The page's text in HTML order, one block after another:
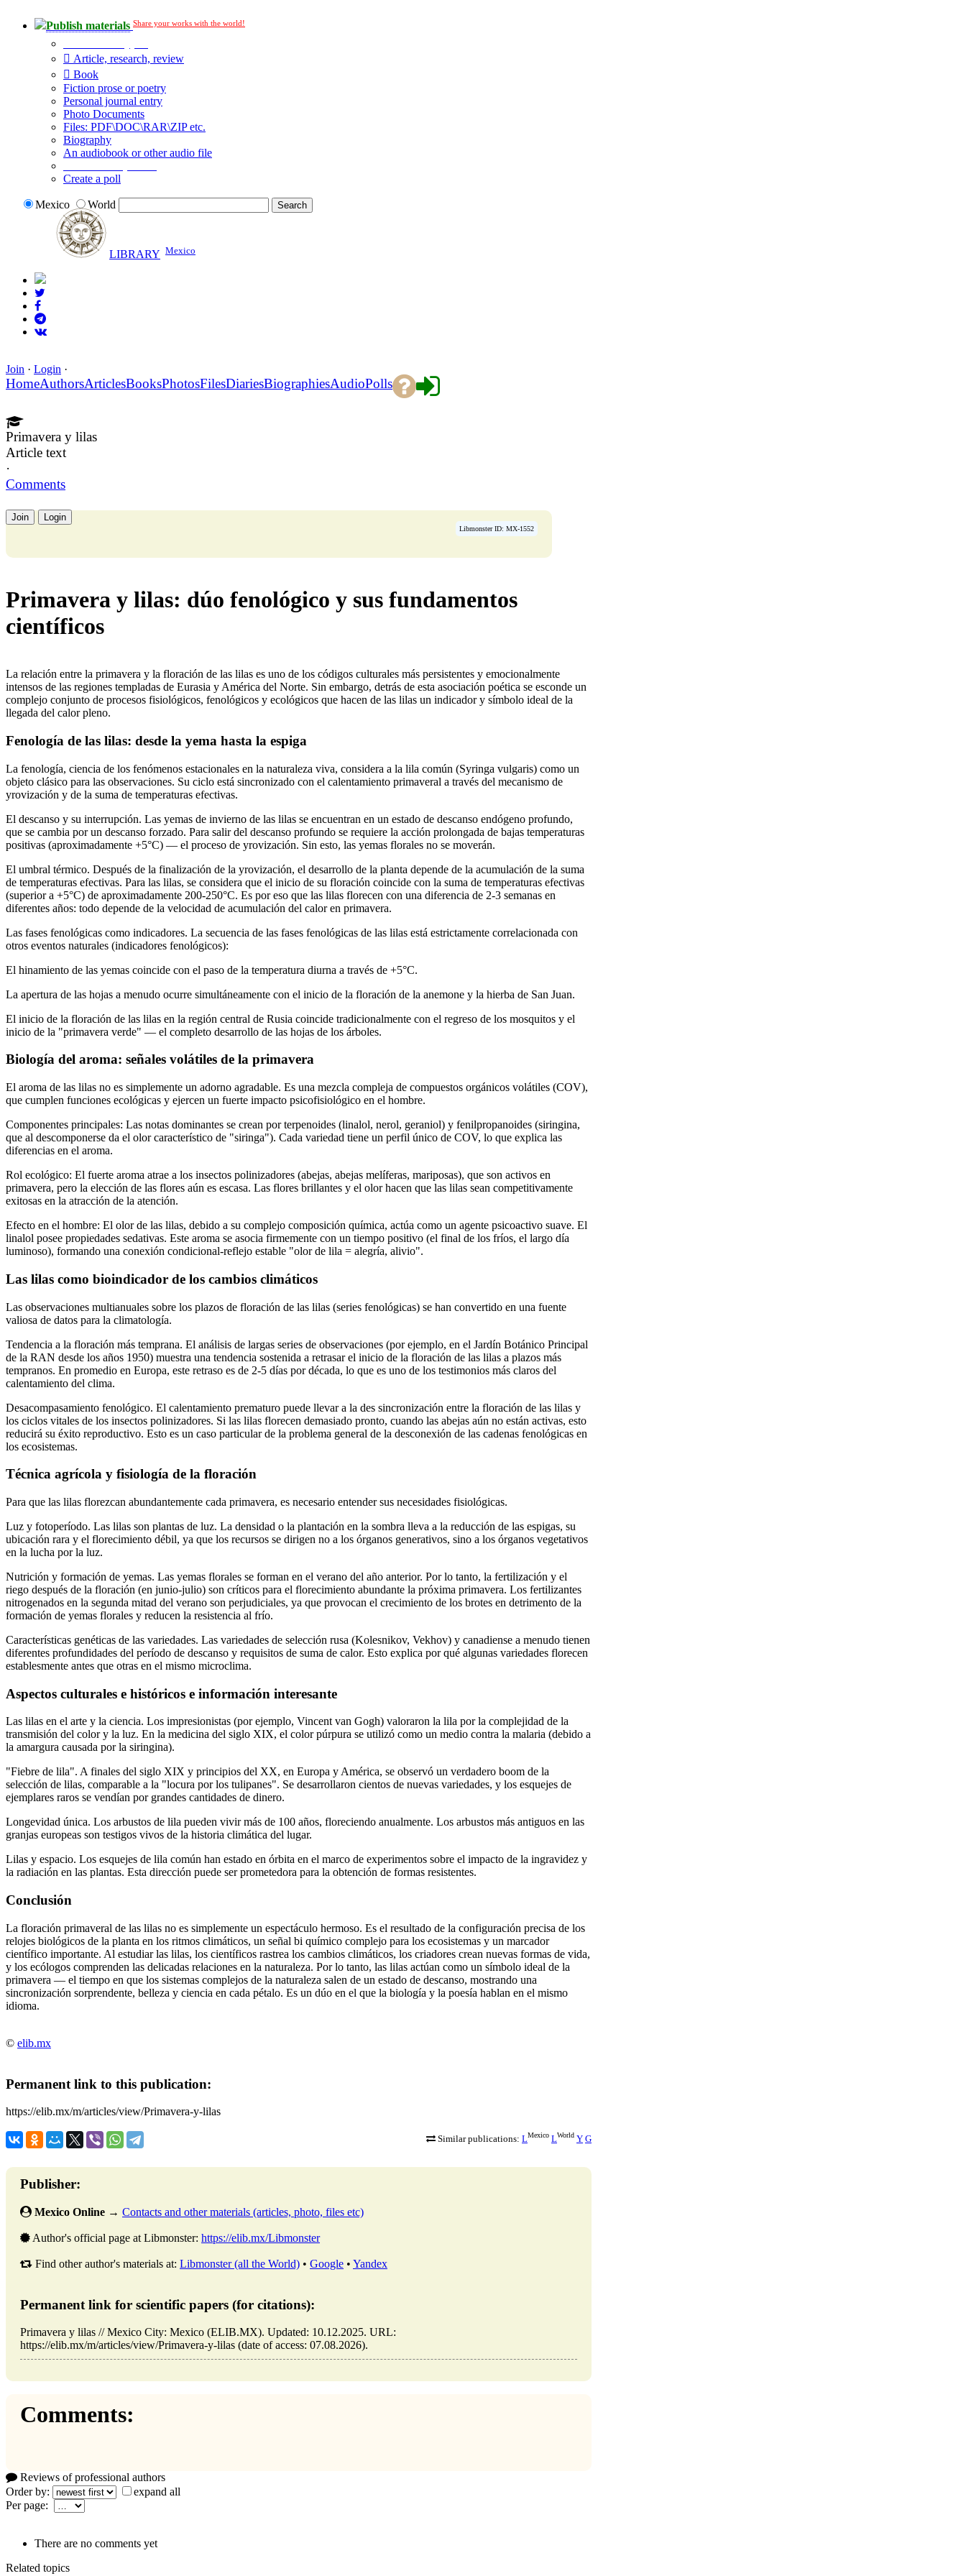
Publish materials Share your works with the world!
Article, research, review
Book
Fiction prose or poetry
Personal journal entry
Photo Documents
Files: PDF\DOC\RAR\ZIP etc.
Biography
An audiobook or other audio file
Create a poll
Mexico World
LIBRARY Mexico
Join · Login ·
HomeAuthorsArticlesBooksPhotosFilesDiariesBiographiesAudioPolls
Primavera y lilas
Article text
·
Comments
Join Login
Libmonster ID: MX-1552
Primavera y lilas: dúo fenológico y sus fundamentos
científicos
La relación entre la primavera y la floración de las lilas es uno de los códigos culturales más persistentes y emocionalmente
intensos de las regiones templadas de Eurasia y América del Norte. Sin embargo, detrás de esta asociación poética se esconde un
complejo conjunto de procesos fisiológicos, fenológicos y ecológicos que hacen de las lilas un indicador y símbolo ideal de la
llegada del calor pleno.
Fenología de las lilas: desde la yema hasta la espiga
La fenología, ciencia de los fenómenos estacionales en la naturaleza viva, considera a la lila común (Syringa vulgaris) como un
objeto clásico para las observaciones. Su ciclo está sincronizado con el calentamiento primaveral a través del mecanismo de
yrovización y de la suma de temperaturas efectivas.
El descanso y su interrupción. Las yemas de invierno de las lilas se encuentran en un estado de descanso endógeno profundo,
que se cambia por un descanso forzado. Para salir del descanso profundo se requiere la acción prolongada de bajas temperaturas
positivas (aproximadamente +5°C) — el proceso de yrovización. Sin esto, las yemas florales no se moverán.
El umbral térmico. Después de la finalización de la yrovización, el desarrollo de la planta depende de la acumulación de la suma
de temperaturas efectivas. Para las lilas, se considera que el inicio de su floración coincide con la suma de temperaturas efectivas
(superior a +5°C) de aproximadamente 200-250°C. Es por eso que las lilas florecen con una diferencia de 2-3 semanas en
diferentes años: todo depende de la velocidad de acumulación del calor en primavera.
Las fases fenológicas como indicadores. La secuencia de las fases fenológicas de las lilas está estrictamente correlacionada con
otros eventos naturales (indicadores fenológicos):
El hinamiento de las yemas coincide con el paso de la temperatura diurna a través de +5°C.
La apertura de las hojas a menudo ocurre simultáneamente con el inicio de la floración de la anemone y la hierba de San Juan.
El inicio de la floración de las lilas en la región central de Rusia coincide tradicionalmente con el regreso de los mosquitos y el
inicio de la "primavera verde" — el completo desarrollo de las hojas de los árboles.
Biología del aroma: señales volátiles de la primavera
El aroma de las lilas no es simplemente un adorno agradable. Es una mezcla compleja de compuestos orgánicos volátiles (COV),
que cumplen funciones ecológicas y ejercen un fuerte impacto psicofisiológico en el hombre.
Componentes principales: Las notas dominantes se crean por terpenoides (linalol, nerol, geraniol) y fenilpropanoides (siringina,
que al descomponerse da el olor característico de "siringa"). Cada variedad tiene un perfil único de COV, lo que explica las
diferencias en el aroma.
Rol ecológico: El fuerte aroma atrae a los insectos polinizadores (abejas, abejas melíferas, mariposas), que son activos en
primavera, pero la elección de las flores aún es escasa. Las flores brillantes y el olor hacen que las lilas sean competitivamente
exitosas en la atracción de la atención.
Efecto en el hombre: El olor de las lilas, debido a su complejo composición química, actúa como un agente psicoactivo suave. El
linalol posee propiedades sedativas. Este aroma se asocia firmemente con un tiempo positivo (el final de los fríos, el largo día
luminoso), formando una conexión condicional-reflejo estable "olor de lila = alegría, alivio".
Las lilas como bioindicador de los cambios climáticos
Las observaciones multianuales sobre los plazos de floración de las lilas (series fenológicas) se han convertido en una fuente
valiosa de datos para la climatología.
Tendencia a la floración más temprana. El análisis de largas series de observaciones (por ejemplo, en el Jardín Botánico Principal
de la RAN desde los años 1950) muestra una tendencia sostenida a retrasar el inicio de la floración de las lilas a plazos más
tempranos. En promedio en Europa, este retraso es de 2-5 días por década, lo que es uno de los testimonios más claros del
calentamiento del clima.
Desacompasamiento fenológico. El calentamiento prematuro puede llevar a la des sincronización entre la floración de las lilas y
los ciclos vitales de los insectos polinizadores. Si las lilas florecen demasiado pronto, cuando las abejas aún no están activas, esto
reducirá su éxito reproductivo. Esto es un caso particular de la problema general de la desconexión de las cadenas fenológicas en
los ecosistemas.
Técnica agrícola y fisiología de la floración
Para que las lilas florezcan abundantemente cada primavera, es necesario entender sus necesidades fisiológicas.
Luz y fotoperíodo. Las lilas son plantas de luz. La densidad o la plantación en la sombra lleva a la reducción de las espigas, su
ubicación rara y el florecimiento débil, ya que los recursos se dirigen no a los órganos generativos, sino a los órganos vegetativos
en la lucha por la luz.
Nutrición y formación de yemas. Las yemas florales se forman en el verano del año anterior. Por lo tanto, la fertilización y el
riego después de la floración (en junio-julio) son críticos para el florecimiento abundante la próxima primavera. Los fertilizantes
nitrogenados en la segunda mitad del verano son perjudiciales, ya que provocan el crecimiento de los brotes en detrimento de la
formación de yemas florales y reducen la resistencia al frío.
Características genéticas de las variedades. Las variedades de selección rusa (Kolesnikov, Vekhov) y canadiense a menudo tienen
diferentes profundidades del período de descanso y requisitos de suma de calor. Esto explica por qué algunas variedades florecen
establesmente antes que otras en el mismo microclima.
Aspectos culturales e históricos e información interesante
Las lilas en el arte y la ciencia. Los impresionistas (por ejemplo, Vincent van Gogh) valoraron la lila por la complejidad de la
transmisión del color y la luz. En la medicina del siglo XIX, el color púrpura se utilizó como un medio contra la malaria (debido a
la amargura causada por la siringina).
"Fiebre de lila". A finales del siglo XIX y principios del XX, en Europa y América, se observó un verdadero boom de la
selección de lilas, comparable a la "locura por los tulipanes". Se desarrollaron cientos de nuevas variedades, y los esquejes de
ejemplares raros se vendían por grandes cantidades de dinero.
Longevidad única. Los arbustos de lila pueden vivir más de 100 años, floreciendo anualmente. Los arbustos más antiguos en las
granjas europeas son testigos vivos de la historia climática del lugar.
Lilas y espacio. Los esquejes de lila común han estado en órbita en el marco de experimentos sobre el impacto de la ingravidez y
la radiación en las plantas. Esta dirección puede ser prometedora para la obtención de formas resistentes.
Conclusión
La floración primaveral de las lilas no es simplemente un espectáculo hermoso. Es el resultado de la configuración precisa de los
relojes biológicos de la planta en los ritmos climáticos, un señal bi químico complejo para los ecosistemas y un marcador
científico importante. Al estudiar las lilas, los científicos rastrea los cambios climáticos, los criadores crean nuevas formas de vida,
y los ecólogos comprenden las delicadas relaciones en la naturaleza. Por lo tanto, las lilas actúan como un símbolo ideal de la
primavera — el tiempo en que los sistemas complejos de la naturaleza salen de un estado de descanso, mostrando una
sincronización sorprendente, belleza y ciencia en cada pétalo. Es un dúo en el que la biología y la poesía hablan en el mismo
idioma.
© elib.mx
Permanent link to this publication:
https://elib.mx/m/articles/view/Primavera-y-lilas
Similar publications: LMexico LWorld Y G
Publisher:
Mexico Online → Contacts and other materials (articles, photo, files etc)
Author's official page at Libmonster: https://elib.mx/Libmonster
Find other author's materials at: Libmonster (all the World) • Google • Yandex
Permanent link for scientific papers (for citations):
Primavera y lilas // Mexico City: Mexico (ELIB.MX). Updated: 10.12.2025. URL:
https://elib.mx/m/articles/view/Primavera-y-lilas (date of access: 07.08.2026).
Comments:
Reviews of professional authors
Order by:
expand all
Per page:
There are no comments yet
Related topics